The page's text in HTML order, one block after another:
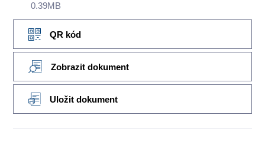
0.39MB
QR kód
Zobrazit dokument
Uložit dokument